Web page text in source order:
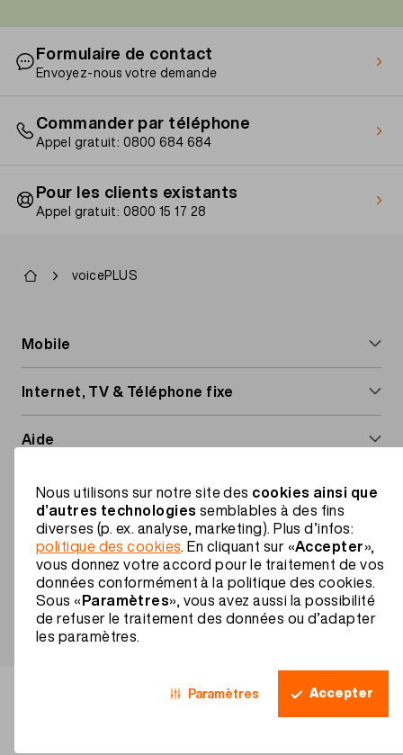
Formulaire de contact
Envoyez-nous votre demande
Commander par téléphone
Appel gratuit: 0800 684 684
Pour les clients existants
Appel gratuit: 0800 15 17 28
Fil
voicePLUS
Footer
navigation
Mobile
Cartes Prepaid
Roaming et étranger
Internet, TV & Téléphone fixe
Installer l'Internet-Box
Installer la TV-Box
Aide
Services à valeur ajoutée
Guides & téléchargements
Migros Mobile
À propos de nous
Rabais famille
Avantages
Contact
Footer
Legal
navigation
Informations juridiques
Protection des données
Impressum
FR
Nous utilisons sur notre site des cookies ainsi que
d’autres technologies semblables à des fins
diverses (p. ex. analyse, marketing). Plus d’infos:
politique des cookies. En cliquant sur «Accepter»,
vous donnez votre accord pour le traitement de vos
données conformément à la politique des cookies.
Sous «Paramètres», vous avez aussi la possibilité
de refuser le traitement des données ou d’adapter
les paramètres.
Paramètres Accepter